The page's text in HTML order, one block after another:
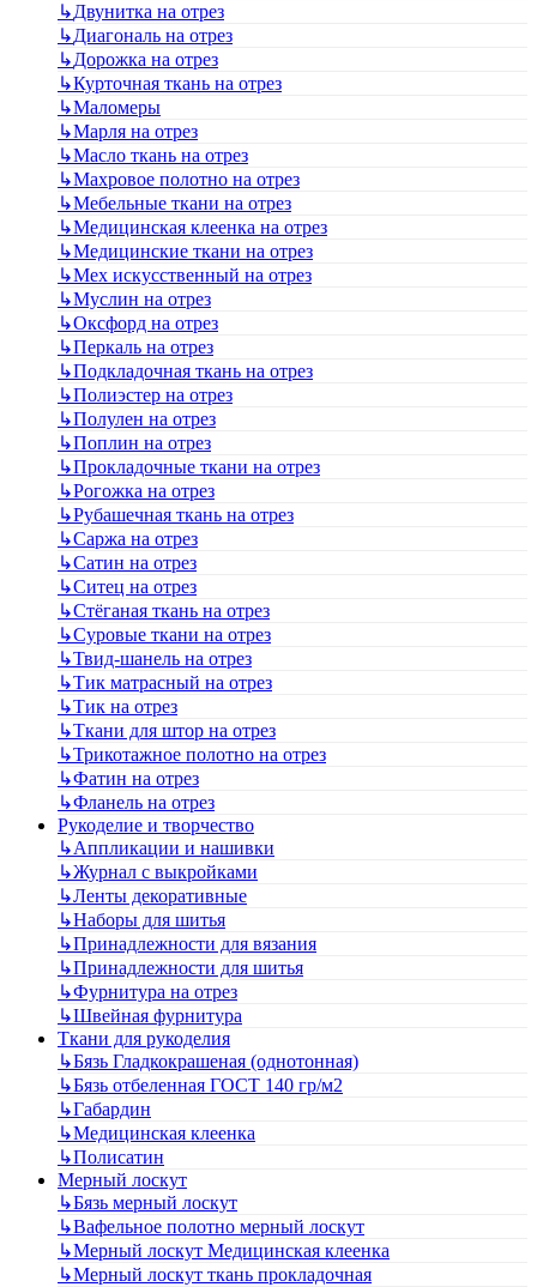
↳Двунитка на отрез
↳Диагональ на отрез
↳Дорожка на отрез
↳Курточная ткань на отрез
↳Маломеры
↳Марля на отрез
↳Масло ткань на отрез
↳Махровое полотно на отрез
↳Мебельные ткани на отрез
↳Медицинская клеенка на отрез
↳Медицинские ткани на отрез
↳Мех искусственный на отрез
↳Муслин на отрез
↳Оксфорд на отрез
↳Перкаль на отрез
↳Подкладочная ткань на отрез
↳Полиэстер на отрез
↳Полулен на отрез
↳Поплин на отрез
↳Прокладочные ткани на отрез
↳Рогожка на отрез
↳Рубашечная ткань на отрез
↳Саржа на отрез
↳Сатин на отрез
↳Ситец на отрез
↳Стёганая ткань на отрез
↳Суровые ткани на отрез
↳Твид-шанель на отрез
↳Тик матрасный на отрез
↳Тик на отрез
↳Ткани для штор на отрез
↳Трикотажное полотно на отрез
↳Фатин на отрез
↳Фланель на отрез
Рукоделие и творчество
↳Аппликации и нашивки
↳Журнал с выкройками
↳Ленты декоративные
↳Наборы для шитья
↳Принадлежности для вязания
↳Принадлежности для шитья
↳Фурнитура на отрез
↳Швейная фурнитура
Ткани для рукоделия
↳Бязь Гладкокрашеная (однотонная)
↳Бязь отбеленная ГОСТ 140 гр/м2
↳Габардин
↳Медицинская клеенка
↳Полисатин
Мерный лоскут
↳Бязь мерный лоскут
↳Вафельное полотно мерный лоскут
↳Мерный лоскут Медицинская клеенка
↳Мерный лоскут ткань прокладочная